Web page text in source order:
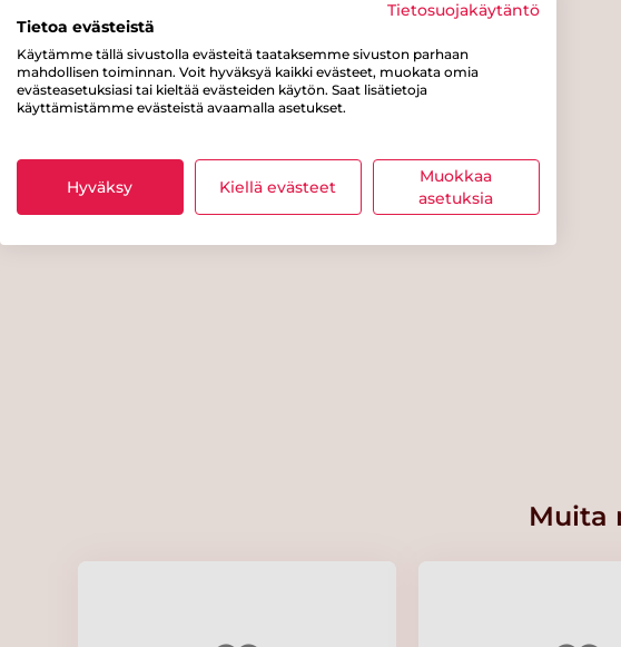
Muita
Tietosuojakäytäntö
Tietoa evästeistä
Käytämme tällä sivustolla evästeitä taataksemme sivuston parhaan
mahdollisen toiminnan. Voit hyväksyä kaikki evästeet, muokata omia
evästeasetuksiasi tai kieltää evästeiden käytön. Saat lisätietoja
käyttämistämme evästeistä avaamalla asetukset.
Hyväksy Kiellä evästeet
Muokkaa
asetuksia